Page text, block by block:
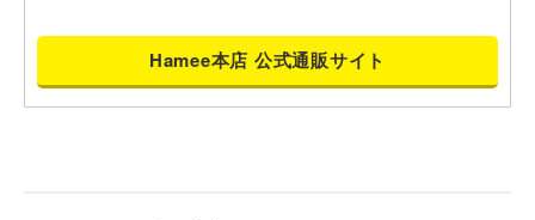
Hamee本店 公式通販サイト